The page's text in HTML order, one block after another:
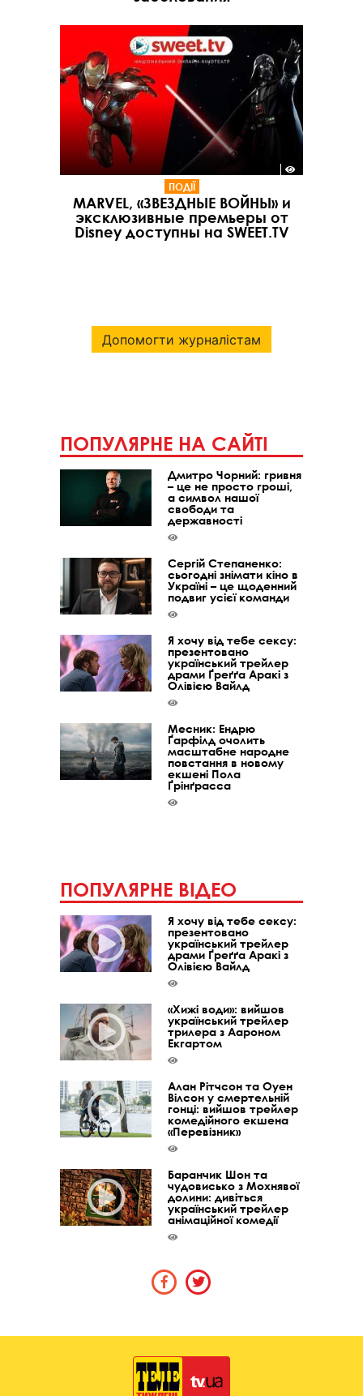
ПОДІЇ
MARVEL, «ЗВЕЗДНЫЕ ВОЙНЫ» и
эксклюзивные премьеры от
Disney доступны на SWEET.TV
Допомогти журналістам
ПОПУЛЯРНЕ НА САЙТІ
Дмитро Чорний: гривня
– це не просто гроші,
а символ нашої
свободи та
державності
Сергій Степаненко:
сьогодні знімати кіно в
Україні – це щоденний
подвиг усієї команди
Я хочу від тебе сексу:
презентовано
український трейлер
драми Ґреґґа Аракі з
Олівією Вайлд
Месник: Ендрю
Ґарфілд очолить
масштабне народне
повстання в новому
екшені Пола
Ґрінґрасса
ПОПУЛЯРНЕ ВІДЕО
Я хочу від тебе сексу:
презентовано
український трейлер
драми Ґреґґа Аракі з
Олівією Вайлд
«Хижі води»: вийшов
український трейлер
трилера з Аароном
Екгартом
Алан Рітчсон та Оуен
Вілсон у смертельній
гонці: вийшов трейлер
комедійного екшена
«Перевізник»
Баранчик Шон та
чудовисько з Мохнявої
долини: дивіться
український трейлер
анімаційної комедії